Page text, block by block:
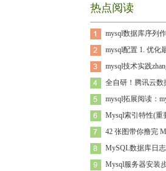
热点阅读
mysql数据库序列
mysql配置 1. 优化
mysql技术实践
全自研！腾讯云数
mysql拓展阅读：
Mysql索引特性(重
42 张图带你撸完
MySQL数据库日
Mysql服务器安装